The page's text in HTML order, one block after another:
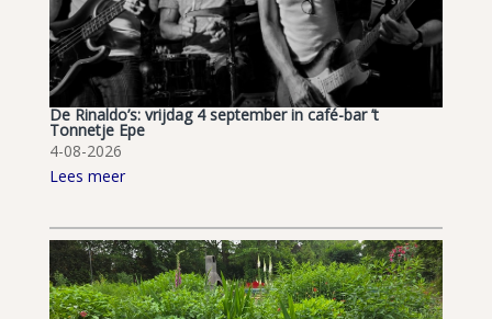
De Rinaldo’s: vrijdag 4 september in café-bar ’t
Tonnetje Epe
4-08-2026
Lees meer